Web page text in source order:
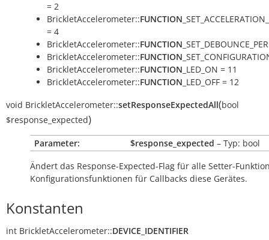
= 2
BrickletAccelerometer::FUNCTION
= 4
BrickletAccelerometer::FUNCTION
BrickletAccelerometer::FUNCTION
BrickletAccelerometer::FUNCTION _LED_ON = 11
BrickletAccelerometer::FUNCTION _LED_OFF = 12
void BrickletAccelerometer::setResponseExpectedAll(bool
$response_expected)
Parameter: $response_expected – Typ: bool
Ändert das Response-Expected-Flag für alle Setter-
Konfigurationsfunktionen für Callbacks diese Gerätes.
Konstanten
int BrickletAccelerometer::DEVICE_IDENTIFIER